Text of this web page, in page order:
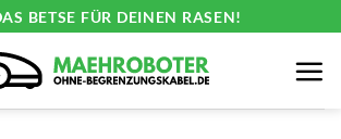
BETSE FÜR DEINEN RASEN!